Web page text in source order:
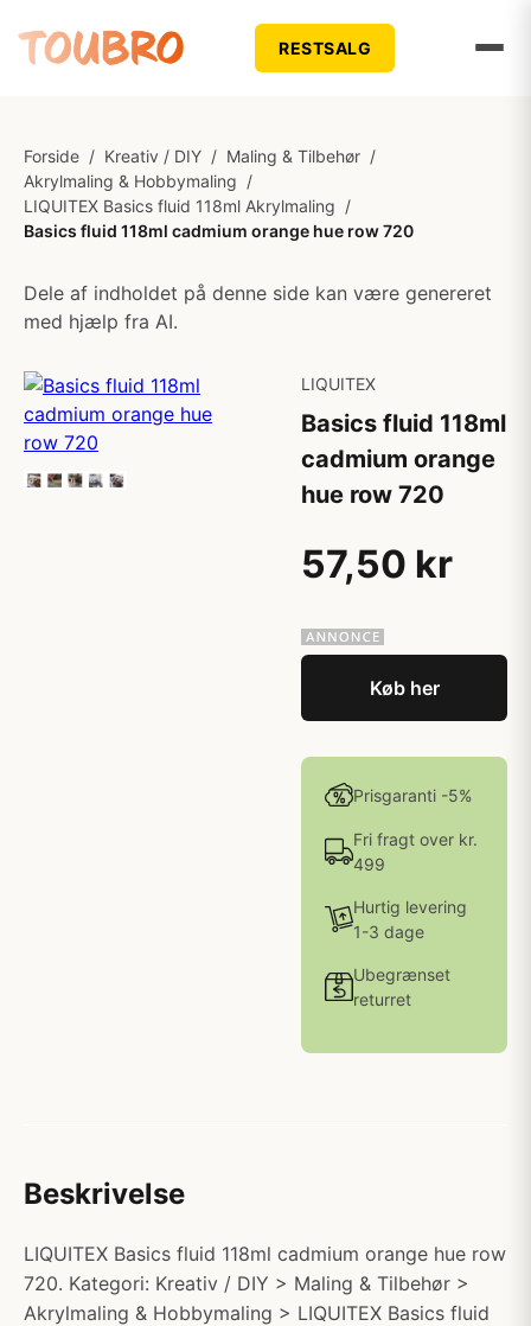
RESTSALG
Forside / Kreativ / DIY / Maling & Tilbehør /
Akrylmaling & Hobbymaling /
LIQUITEX Basics fluid 118ml Akrylmaling /
Basics fluid 118ml cadmium orange hue row 720
Dele af indholdet på denne side kan være genereret
med hjælp fra AI.
LIQUITEX
Basics fluid 118ml
cadmium orange
hue row 720
57,50 kr
Køb her
Prisgaranti -5%
Fri fragt over kr.
499
Hurtig levering
1-3 dage
Ubegrænset
returret
Beskrivelse
LIQUITEX Basics fluid 118ml cadmium orange hue row
720. Kategori: Kreativ / DIY > Maling & Tilbehør >
Akrylmaling & Hobbymaling > LIQUITEX Basics fluid